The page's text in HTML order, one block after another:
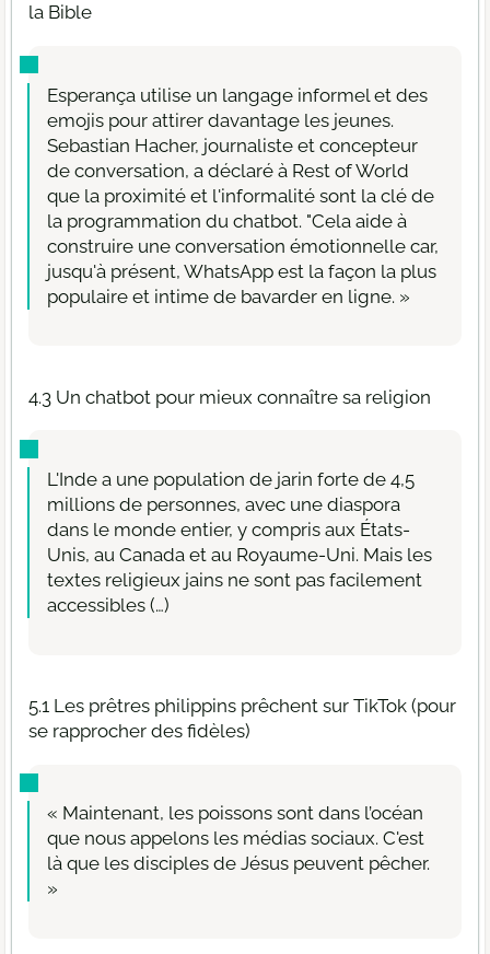
la Bible
Esperança utilise un langage informel et des
emojis pour attirer davantage les jeunes.
Sebastian Hacher, journaliste et concepteur
de conversation, a déclaré à Rest of World
que la proximité et l'informalité sont la clé de
la programmation du chatbot. "Cela aide à
construire une conversation émotionnelle car,
jusqu'à présent, WhatsApp est la façon la plus
populaire et intime de bavarder en ligne. »
4.3 Un chatbot pour mieux connaître sa religion
L'Inde a une population de jarin forte de 4,5
millions de personnes, avec une diaspora
dans le monde entier, y compris aux États-
Unis, au Canada et au Royaume-Uni. Mais les
textes religieux jains ne sont pas facilement
accessibles (…)
5.1 Les prêtres philippins prêchent sur TikTok (pour
se rapprocher des fidèles)
« Maintenant, les poissons sont dans l’océan
que nous appelons les médias sociaux. C'est
là que les disciples de Jésus peuvent pêcher.
»